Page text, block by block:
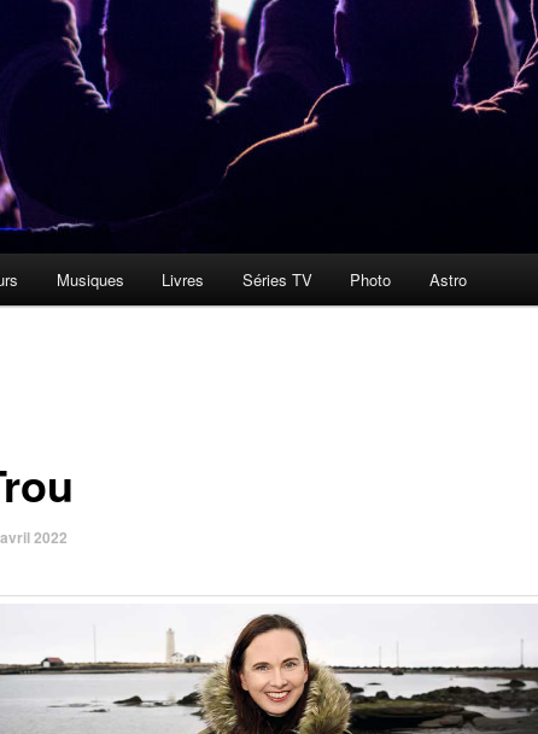
Musiques Livres Séries TV Photo Astro
2022